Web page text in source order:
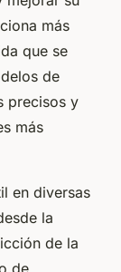
más
que se
de
precisos y
más
en diversas
la
de la
de